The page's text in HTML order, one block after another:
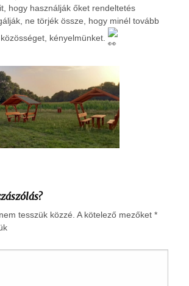
hogy használják őket rendeltetés
ne törjék össze, hogy minél tovább
kényelmünket.
tesszük közzé. A kötelező mezőket *